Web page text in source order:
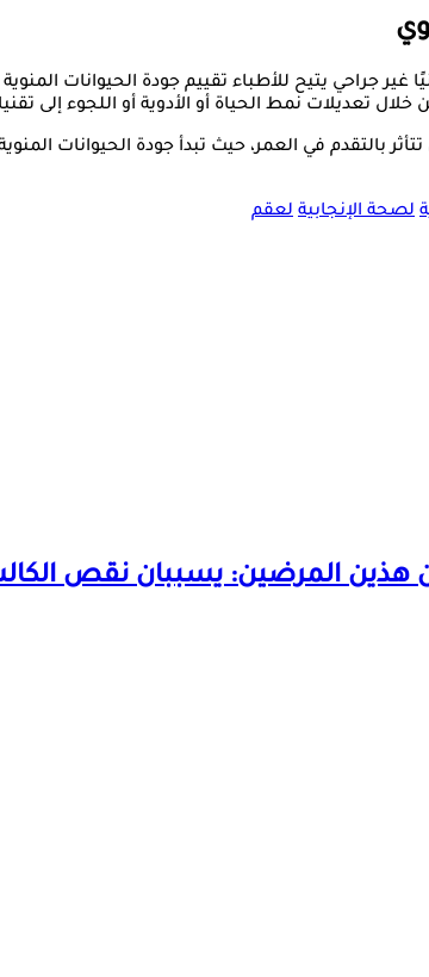
غير جراحي يتيح للأطباء تقييم جودة الحيوانات
تعديلات نمط الحياة أو الأدوية أو اللجوء إلى
بالتقدم في العمر، حيث تبدأ جودة الحيوانات
لصحة الإنجابية لعقم
هذين المرضين: يسببان نقص